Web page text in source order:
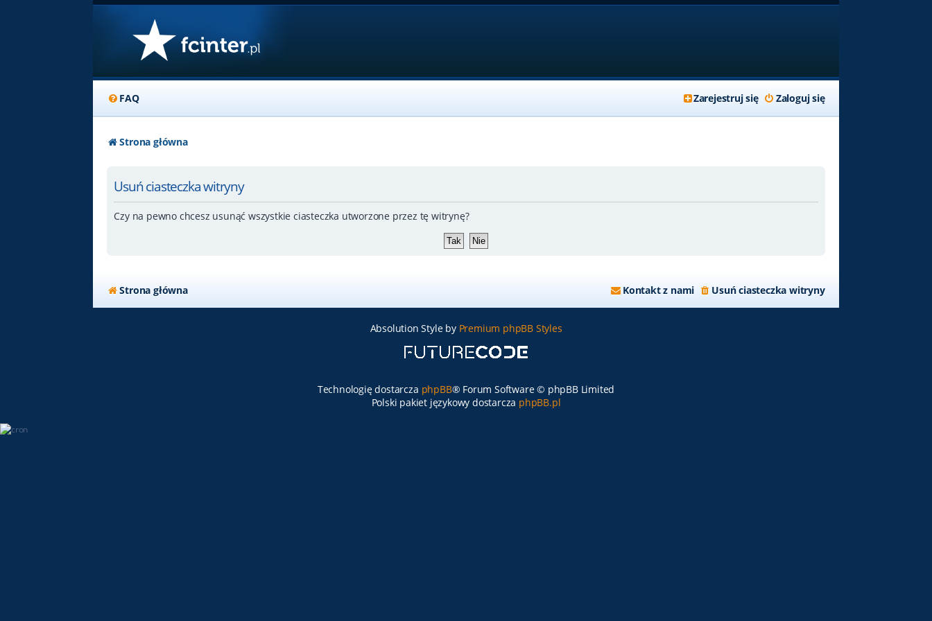
FAQ Zaloguj się
Zarejestruj się
Strona główna
Usuń ciasteczka witryny
Czy na pewno chcesz usunąć wszystkie ciasteczka utworzone przez tę witrynę?
Strona główna Usuń ciasteczka witryny
Kontakt z nami
Absolution Style by Premium phpBB Styles
Technologię dostarcza phpBB® Forum Software © phpBB Limited
Polski pakiet językowy dostarcza phpBB.pl